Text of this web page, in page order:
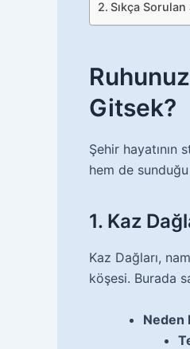
Sıkça
Gitsek?
Şehir hayatının
hem de
1. Kaz
Kaz Dağları,
köşesi. Burada
Neden